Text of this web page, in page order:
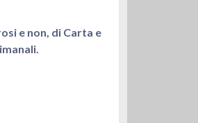
e non, di Carta e